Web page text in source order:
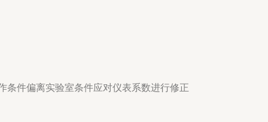
条件偏离实验室条件应对仪表系数进行修正